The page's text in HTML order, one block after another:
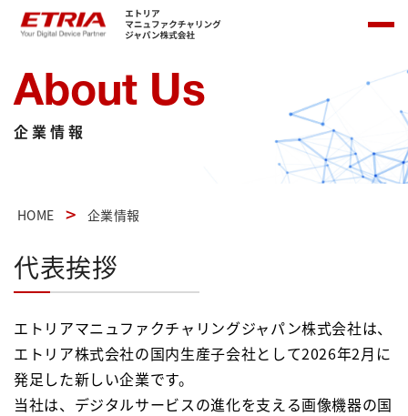
About Us
企業情報
HOME 企業情報
代表挨拶
エトリアマニュファクチャリングジャパン株式会社は、
エトリア株式会社の国内生産子会社として2026年2月に
発足した新しい企業です。
当社は、デジタルサービスの進化を支える画像機器の国